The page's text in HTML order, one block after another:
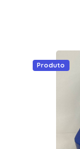
Produto